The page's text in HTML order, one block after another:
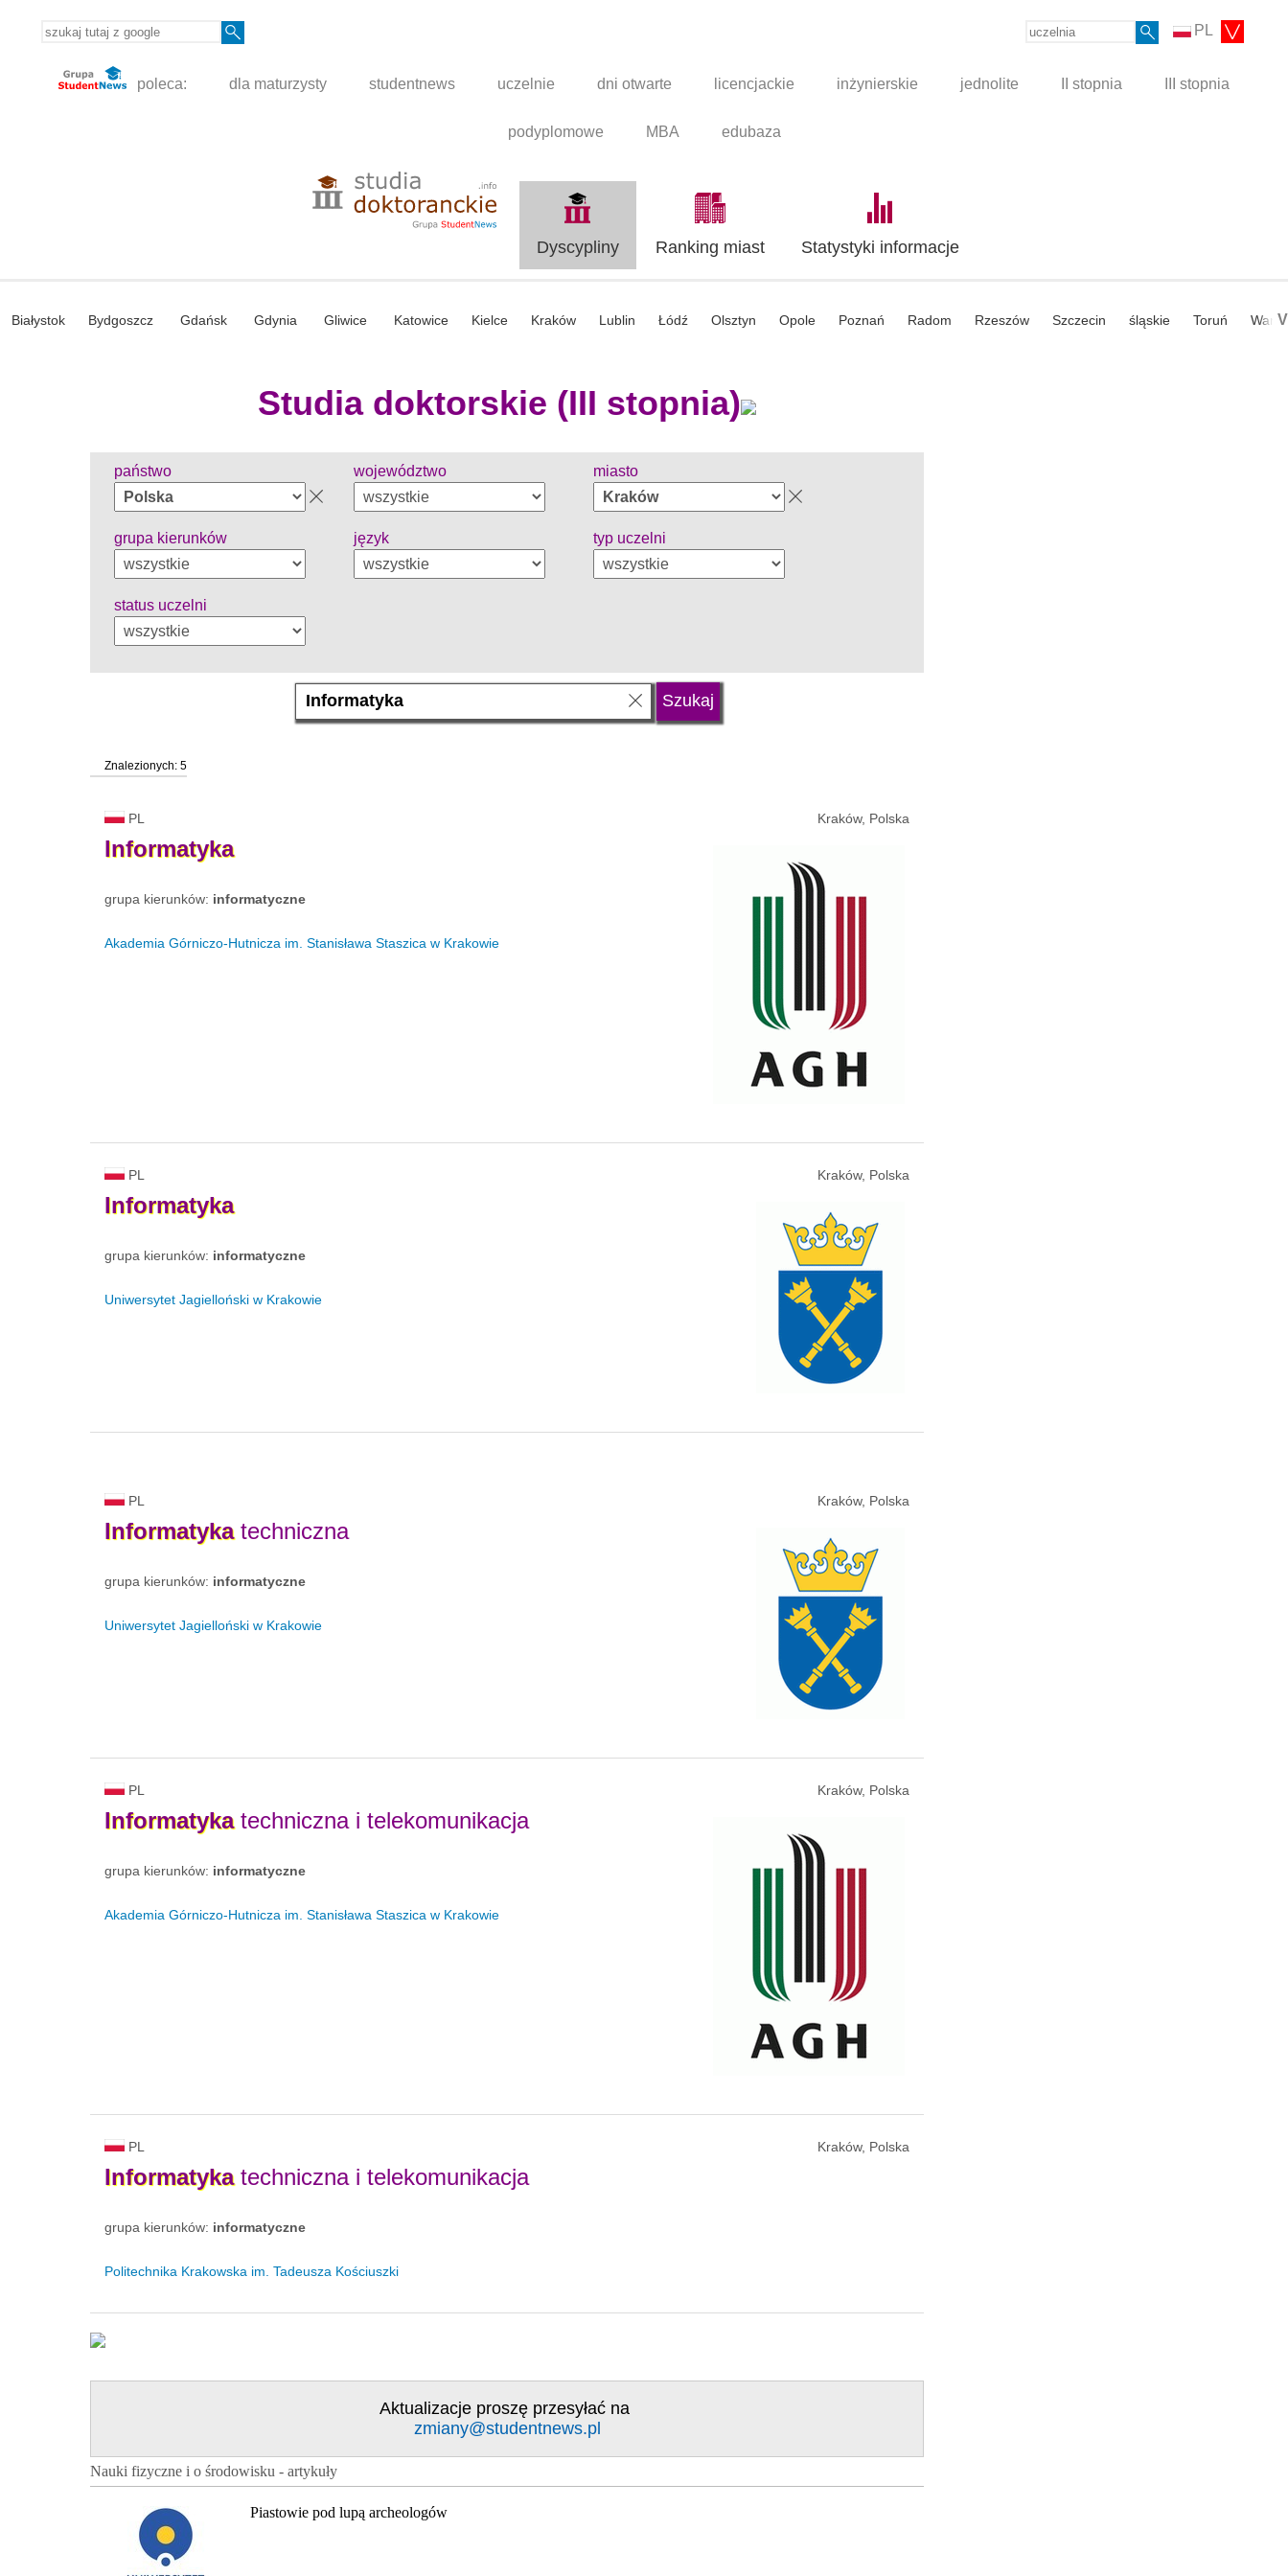
PL
poleca: dla maturzysty studentnews uczelnie dni otwarte licencjackie inżynierskie jednolite II stopnia III stopnia
podyplomowe MBA edubaza
Dyscypliny Ranking miast Statystyki informacje
Białystok Bydgoszcz Gdańsk Gdynia Gliwice Katowice Kielce Kraków Lublin Łódź Olsztyn Opole Poznań Radom Rzeszów Szczecin śląskie Toruń V
Studia doktorskie (III stopnia)
państwo województwo miasto
grupa kierunków język typ uczelni
status uczelni
Znalezionych: 5
PL Kraków, Polska
Informatyka
grupa kierunków: informatyczne
Akademia Górniczo-Hutnicza im. Stanisława Staszica w Krakowie
PL Kraków, Polska
Informatyka
grupa kierunków: informatyczne
Uniwersytet Jagielloński w Krakowie
PL Kraków, Polska
Informatykatechniczna
grupa kierunków: informatyczne
Uniwersytet Jagielloński w Krakowie
PL Kraków, Polska
Informatykatechniczna i telekomunikacja
grupa kierunków: informatyczne
Akademia Górniczo-Hutnicza im. Stanisława Staszica w Krakowie
PL Kraków, Polska
Informatykatechniczna i telekomunikacja
grupa kierunków: informatyczne
Politechnika Krakowska im. Tadeusza Kościuszki
Aktualizacje proszę przesyłać na
zmiany@studentnews.pl
Nauki fizyczne i o środowisku - artykuły
Piastowie pod lupą archeologów